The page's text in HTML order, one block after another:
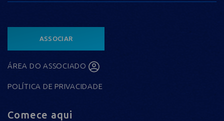
ASSOCIAR
ÁREA DO ASSOCIADO
POLÍTICA DE PRIVACIDADE
Comece aqui